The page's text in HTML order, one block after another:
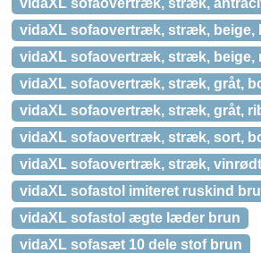
vidaXL sofaovertræk, stræk,
vidaXL sofaovertræk, stræk, beige,
vidaXL sofaovertræk, stræk, beige,
vidaXL sofaovertræk, stræk, gråt,
vidaXL sofaovertræk, stræk, gråt,
vidaXL sofaovertræk, stræk, sort,
vidaXL sofaovertræk, stræk,
vidaXL sofastol imiteret ruskind
vidaXL sofastol ægte læder brun
vidaXL sofasæt 10 dele stof brun